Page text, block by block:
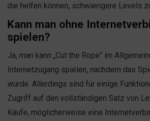
die helfen können, schwierigere Levels
Kann man ohne
spielen?
Ja, man kann „Cut the Rope“ im
Internetzugang spielen, nachdem das
wurde. Allerdings sind für einige
Zugriff auf den vollständigen Satz von
Käufe, möglicherweise eine